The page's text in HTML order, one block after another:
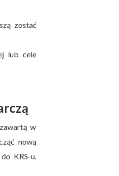
zostać
lub cele
w
nową
KRS-u.